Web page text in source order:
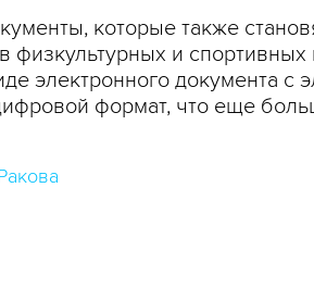
которые также
физкультурных и
электронного документа
формат, что еще